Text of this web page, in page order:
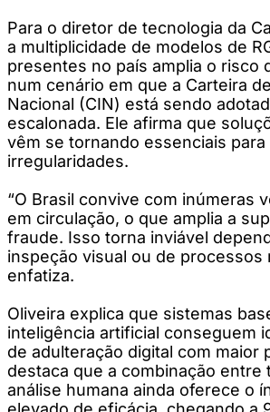
Para o diretor de tecnologia da
a multiplicidade de modelos de
presentes no país amplia o risco
num cenário em que a Carteira
Nacional (CIN) está sendo
escalonada. Ele afirma que
vêm se tornando essenciais
irregularidades.
“O Brasil convive com inúmeras
em circulação, o que amplia a
fraude. Isso torna inviável
inspeção visual ou de processos
enfatiza.
Oliveira explica que sistemas
inteligência artificial conseguem
de adulteração digital com maior
destaca que a combinação entre
análise humana ainda oferece o